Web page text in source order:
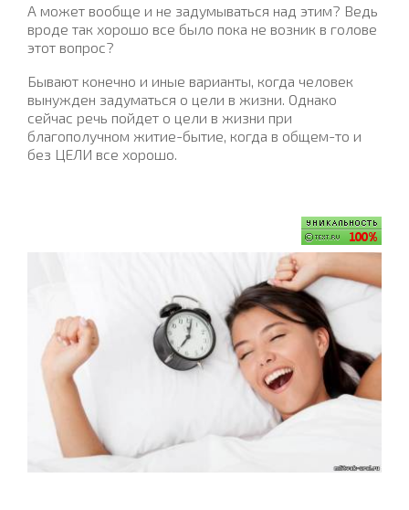
А может вообще и не задумываться над этим? Ведь
вроде так хорошо все было пока не возник в голове
этот вопрос?
Бывают конечно и иные варианты, когда человек
вынужден задуматься о цели в жизни. Однако
сейчас речь пойдет о цели в жизни при
благополучном житие-бытие, когда в общем-то и
без ЦЕЛИ все хорошо.